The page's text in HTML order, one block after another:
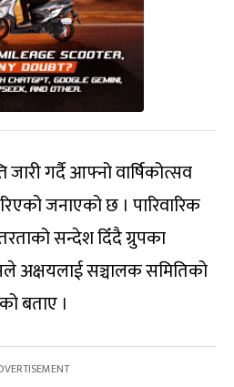
जारी गर्दै आफ्नो वार्षिकोत्सव
जनाएको छ । पारिवारिक
सन्देश दिँदै ग्रुपका
अक्षयलाई सञ्चालक समितिको
बताए ।